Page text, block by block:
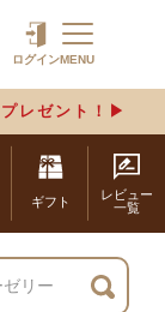
ログインMENU
プレゼント！
ギフト
レビュー
一覧